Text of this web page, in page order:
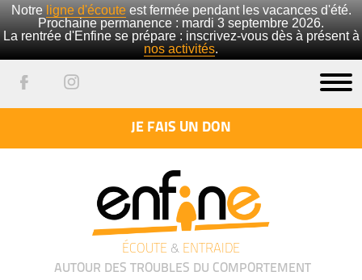
Notre ligne d'écouteest fermée pendant les vacances d'été.
Prochaine permanence : mardi 3 septembre 2026.
La rentrée d'Enfine se prépare : inscrivez-vous dès à présent à
nos activités.
JE FAIS UN DON
ÉCOUTE & ENTRAIDE
AUTOUR DES TROUBLES DU COMPORTEMENT